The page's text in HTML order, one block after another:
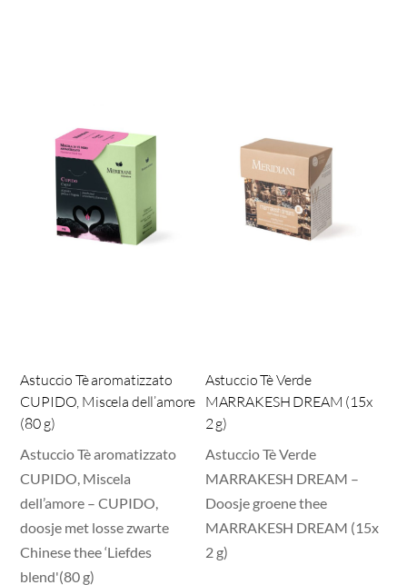
Astuccio Tè aromatizzato
CUPIDO, Miscela dell’amore
(80 g)
Astuccio Tè aromatizzato
CUPIDO, Miscela
dell’amore – CUPIDO,
doosje met losse zwarte
Chinese thee ‘Liefdes
blend'(80 g)
Astuccio Tè Verde
MARRAKESH DREAM (15x
2 g)
Astuccio Tè Verde
MARRAKESH DREAM –
Doosje groene thee
MARRAKESH DREAM (15x
2 g)